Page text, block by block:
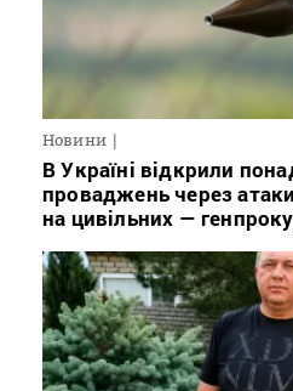
Новини
В Україні відкрили
проваджень через
на цивільних —